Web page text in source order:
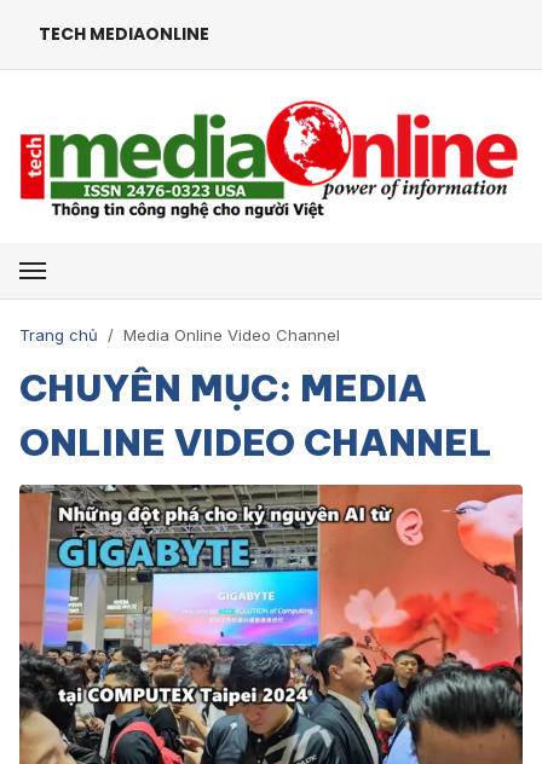
TECH MEDIAONLINE
Mở menu
Trang chủ / Media Online Video Channel
CHUYÊN MỤC: MEDIA
ONLINE VIDEO CHANNEL